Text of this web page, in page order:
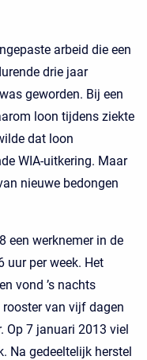
arbeid die een
drie jaar
geworden. Bij een
loon tijdens ziekte
dat loon
WIA-uitkering. Maar
nieuwe bedongen
een werknemer in de
uur per week. Het
vond ’s nachts
van vijf dagen
Op 7 januari 2013 viel
Na gedeeltelijk herstel